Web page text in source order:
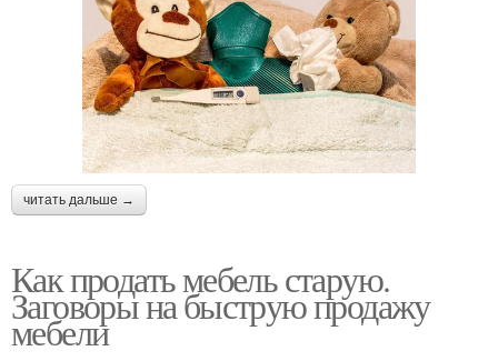
читать дальше →
Как продать мебель старую.
Заговоры на быструю продажу
мебели